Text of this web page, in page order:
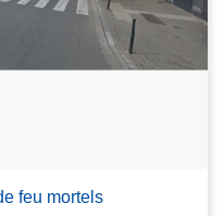
feu mortels